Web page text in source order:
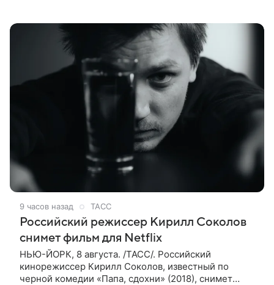
9 часов назад ТАСС
Российский режиссер Кирилл Соколов
снимет фильм для Netflix
НЬЮ-ЙОРК, 8 августа. /ТАСС/. Российский
кинорежиссер Кирилл Соколов, известный по
черной комедии «Папа, сдохни» (2018), снимет